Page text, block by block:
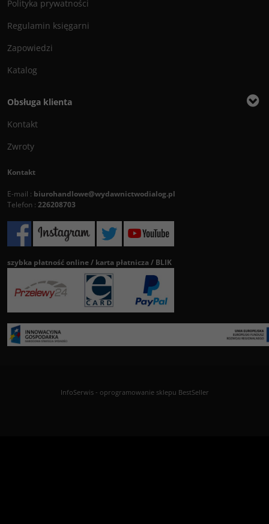
Polityka prywatności
Regulamin księgarni
Zapowiedzi
Katalog
Obsługa klienta
Kontakt
Zwroty
Kontakt
E-mail : biurohandlowe@wydawnictwodialog.pl
Telefon : 226208703
szybka płatność online / karta płatnicza / BLIK
InfoSerwis- oprogramowanie sklepu BestSeller